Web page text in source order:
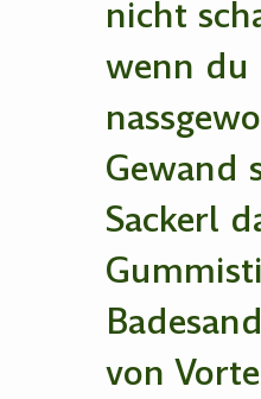
nicht
wenn du
Gewand
Sackerl
von